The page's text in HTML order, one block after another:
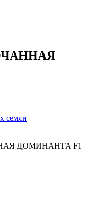
семян
ДОМИНАНТА F1